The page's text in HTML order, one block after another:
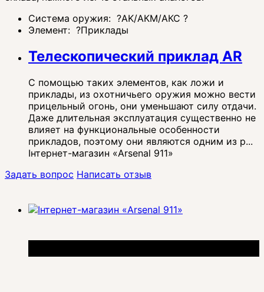
Система оружия: ?AK/АКМ/АКС ?
Элемент: ?Приклады
Телескопический приклад AR
С помощью таких элементов, как ложи и
приклады, из охотничьего оружия можно вести
прицельный огонь, они уменьшают силу отдачи.
Даже длительная эксплуатация существенно не
влияет на функциональные особенности
прикладов, поэтому они являются одним из р...
Інтернет-магазин «Arsenal 911»
Задать вопрос Написать отзыв